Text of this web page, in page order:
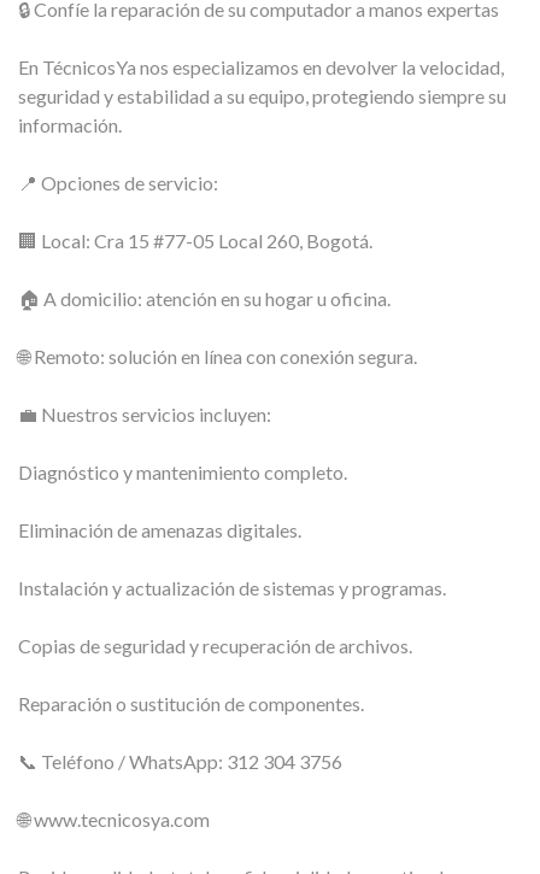
🔒 Confíe la reparación de su computador a manos expertas
En TécnicosYa nos especializamos en devolver la velocidad,
seguridad y estabilidad a su equipo, protegiendo siempre su
información.
📍 Opciones de servicio:
🏢 Local: Cra 15 #77-05 Local 260, Bogotá.
🏠 A domicilio: atención en su hogar u oficina.
🌐 Remoto: solución en línea con conexión segura.
💼 Nuestros servicios incluyen:
Diagnóstico y mantenimiento completo.
Eliminación de amenazas digitales.
Instalación y actualización de sistemas y programas.
Copias de seguridad y recuperación de archivos.
Reparación o sustitución de componentes.
📞 Teléfono / WhatsApp: 312 304 3756
🌐 www.tecnicosya.com